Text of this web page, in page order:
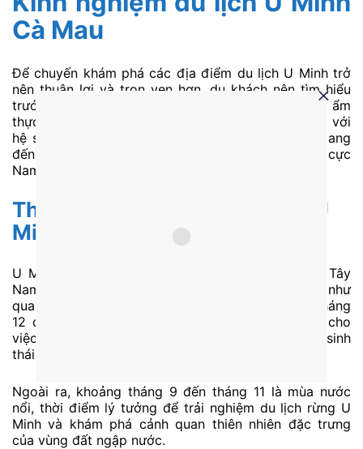
Cà Mau
Để chuyến khám phá các địa điểm du lịch U Minh trở
nên thuận lợi và trọn vẹn hơn, du khách nên tìm hiểu
trước một số kinh nghiệm về thời điểm tham quan, ẩm
thực và cách di chuyển. U Minh (Cà Mau) nổi tiếng với
hệ sinh thái rừng tràm và thiên nhiên hoang sơ, mang
đến nhiều trải nghiệm đặc trưng của vùng đất cực
Nam.
Thời điểm lý tưởng để du lịch U
Minh
U Minh Cà Mau có khí hậu đặc trưng của miền Tây
Nam Bộ nên du khách có thể tham quan gần như
quanh năm. Thời gian thích hợp nhất thường từ tháng
12 đến tháng 4 khi thời tiết khô ráo, thuận tiện cho
việc khám phá rừng tràm và tham quan các khu sinh
thái.
Ngoài ra, khoảng tháng 9 đến tháng 11 là mùa nước
nổi, thời điểm lý tưởng để trải nghiệm du lịch rừng U
Minh và khám phá cảnh quan thiên nhiên đặc trưng
của vùng đất ngập nước.